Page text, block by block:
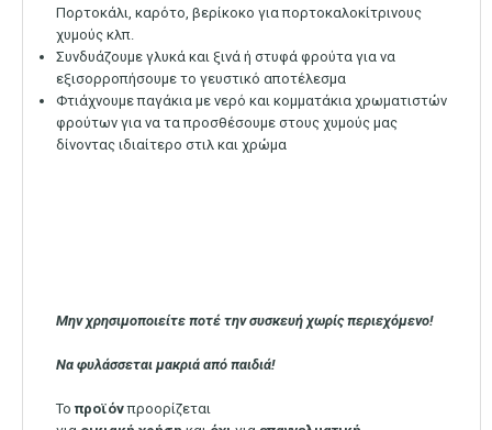
Πορτοκάλι, καρότο, βερίκοκο για πορτοκαλοκίτρινους
χυμούς κλπ.
Συνδυάζουμε γλυκά και ξινά ή στυφά φρούτα για να
εξισορροπήσουμε το γευστικό αποτέλεσμα
Φτιάχνουμε παγάκια με νερό και κομματάκια χρωματιστών
φρούτων για να τα προσθέσουμε στους χυμούς μας
δίνοντας ιδιαίτερο στιλ και χρώμα
Μην χρησιμοποιείτε ποτέ την συσκευή χωρίς περιεχόμενο!
Να φυλάσσεται μακριά από παιδιά!
Τοπροϊόνπροορίζεται